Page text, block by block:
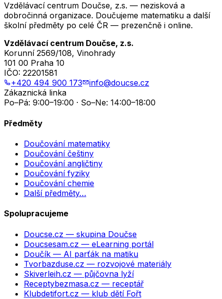
Vzdělávací centrum Doučse, z.s. — nezisková a
dobročinná organizace. Doučujeme matematiku a další
školní předměty po celé ČR — prezenčně i online.
Vzdělávací centrum Doučse, z.s.
Korunní 2569/108, Vinohrady
101 00 Praha 10
IČO: 22201581
+420 494 900 173
info@doucse.cz
Zákaznická linka
Po–Pá: 9:00–19:00 · So–Ne: 14:00–18:00
Předměty
Doučování matematiky
Doučování češtiny
Doučování angličtiny
Doučování fyziky
Doučování chemie
Další předměty…
Spolupracujeme
Doucse.cz — skupina Doučse
Doucsesam.cz — eLearning portál
Doučík — AI parťák na matiku
Tvorbazduse.cz — rozvojové materiály
Skiverleih.cz — půjčovna lyží
Receptybezmasa.cz — receptář
Klubdetifort.cz — klub dětí Fořt